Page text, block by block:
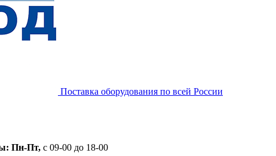
Поставка оборудования по всей России
Пн-Пт, с 09-00 до 18-00